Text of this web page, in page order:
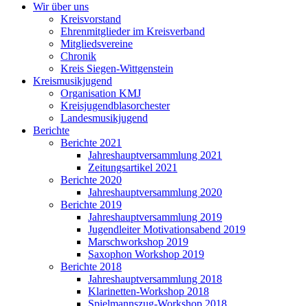
Wir über uns
Kreisvorstand
Ehrenmitglieder im Kreisverband
Mitgliedsvereine
Chronik
Kreis Siegen-Wittgenstein
Kreismusikjugend
Organisation KMJ
Kreisjugendblasorchester
Landesmusikjugend
Berichte
Berichte 2021
Jahreshauptversammlung 2021
Zeitungsartikel 2021
Berichte 2020
Jahreshauptversammlung 2020
Berichte 2019
Jahreshauptversammlung 2019
Jugendleiter Motivationsabend 2019
Marschworkshop 2019
Saxophon Workshop 2019
Berichte 2018
Jahreshauptversammlung 2018
Klarinetten-Workshop 2018